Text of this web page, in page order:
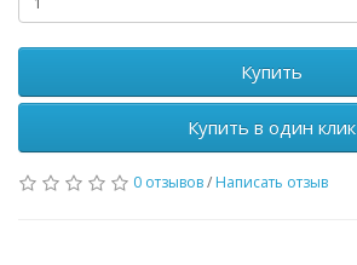
Купить
Купить в один клик
0 отзывов/ Написать отзыв